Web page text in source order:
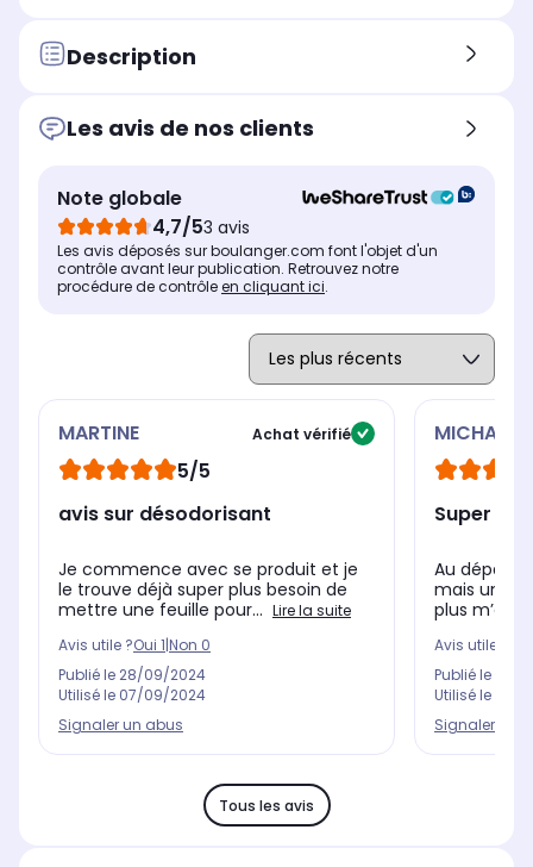
Type de nettoyant
Description
Les avis de nos clients
Note globale
4,7/53 avis
Les avis déposés sur boulanger.com font l'objet d'un
contrôle avant leur publication. Retrouvez notre
procédure de contrôleen cliquant ici.
MARTINE Achat vérifié
5/5
avis sur désodorisant
Je commence avec se produit et je
le trouve déjà super plus besoin de
mettre une feuille pour... Lire la suite
Avis utile ?Oui 1 Non 0
Publié le 28/09/2024
Utilisé le 07/09/2024
Signaler un abus
MICHAEL
Super
Au départ,
mais une
plus m’en
Avis utile ?
Publié le
Utilisé le
Signaler un
Tous les avis